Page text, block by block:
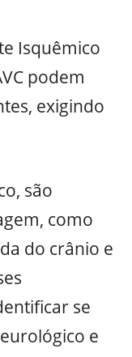
Isquêmico
podem
exigindo
são
como
do crânio e
se
e